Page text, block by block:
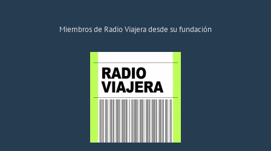
Miembros de Radio Viajera desde su fundación